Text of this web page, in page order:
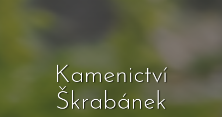
Kamenictví
Škrabánek